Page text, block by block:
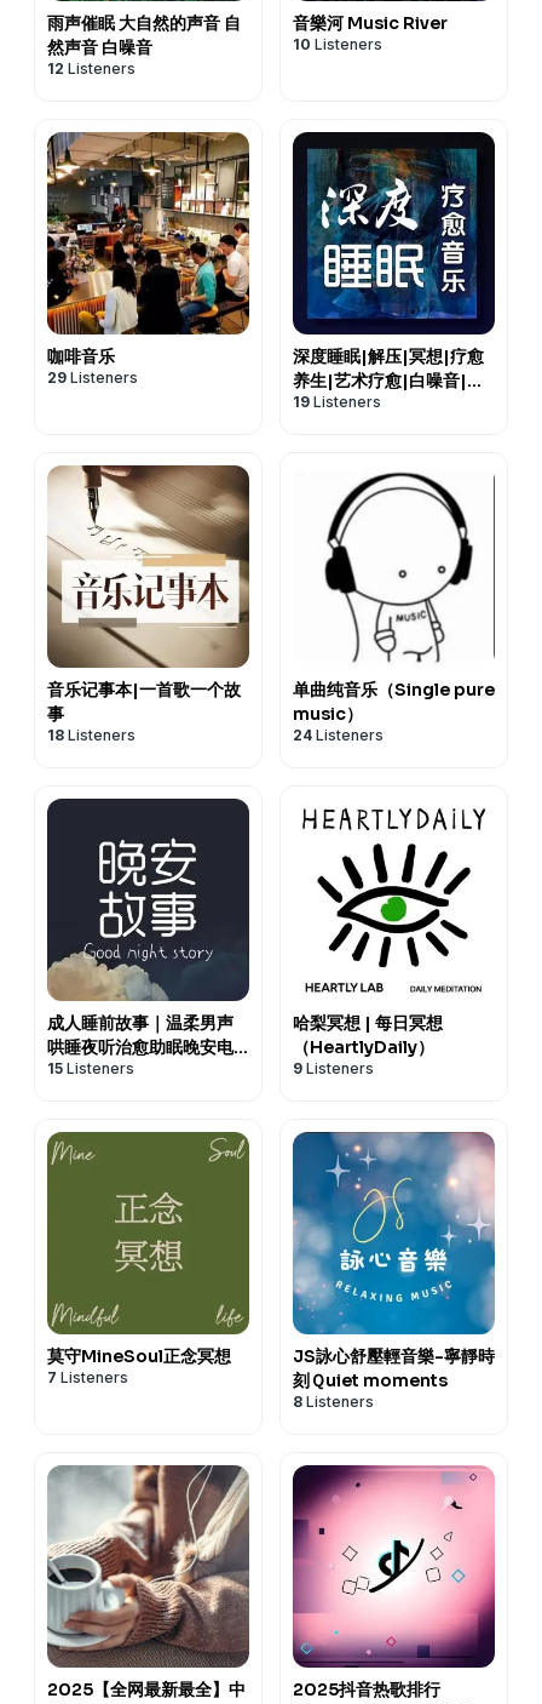
雨声催眠 大自然的声音 自
然声音 白噪音
12 Listeners
音樂河 Music River
10 Listeners
咖啡音乐
29 Listeners
深度睡眠|解压|冥想|疗愈
养生|艺术疗愈|白噪音|助
眠音乐|轻音乐|苏阳阳频道
19 Listeners
音乐记事本|一首歌一个故
事
18 Listeners
单曲纯音乐（Single pure
music）
24 Listeners
成人睡前故事｜温柔男声
哄睡夜听治愈助眠晚安电
台
15 Listeners
哈梨冥想 | 每日冥想
（HeartlyDaily）
9 Listeners
莫守MineSoul正念冥想
7 Listeners
JS詠心舒壓輕音樂-寧靜時
刻Ｑuiet moments
8 Listeners
2025【全网最新最全】中
2025抖音热歌排行